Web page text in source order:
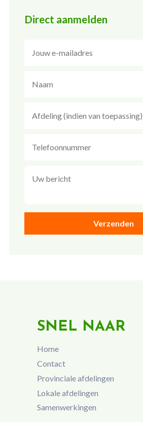
Direct aanmelden
SNEL NAAR
Home
Contact
Provinciale afdelingen
Lokale afdelingen
Samenwerkingen